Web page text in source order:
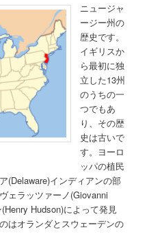
ニュージャ
ージー州の
歴史です。
イギリスか
ら最初に独
立した13州
のうちの一
つでもあ
り、その歴
史は古いで
す。ヨーロ
ッパの植民
(Delaware)インディアンの部
ェラッツァーノ(Giovanni
Hudson)によって発見
はオランダとスウェーデンの